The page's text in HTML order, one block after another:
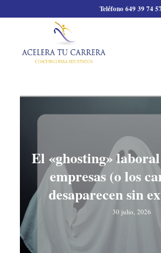
Teléfono 649 39 74 57
El «ghosting»
empresas (o los
desaparecen sin
30 julio, 2026